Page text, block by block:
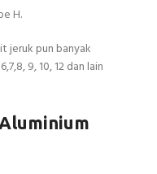
H.
jeruk pun banyak
9, 10, 12 dan lain